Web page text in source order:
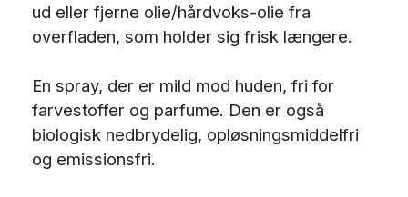
ud eller fjerne olie/hårdvoks-olie fra
overfladen, som holder sig frisk længere.
En spray, der er mild mod huden, fri for
farvestoffer og parfume. Den er også
biologisk nedbrydelig, opløsningsmiddelfri
og emissionsfri.